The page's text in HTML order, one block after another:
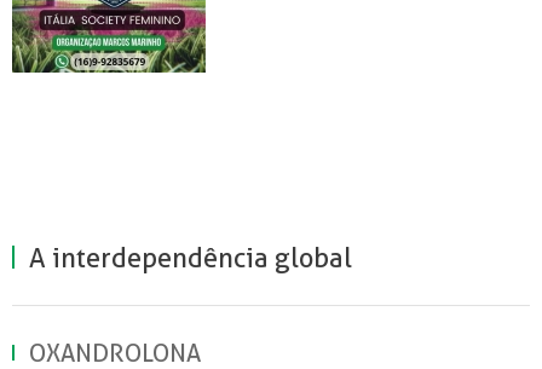
A interdependência global
OXANDROLONA